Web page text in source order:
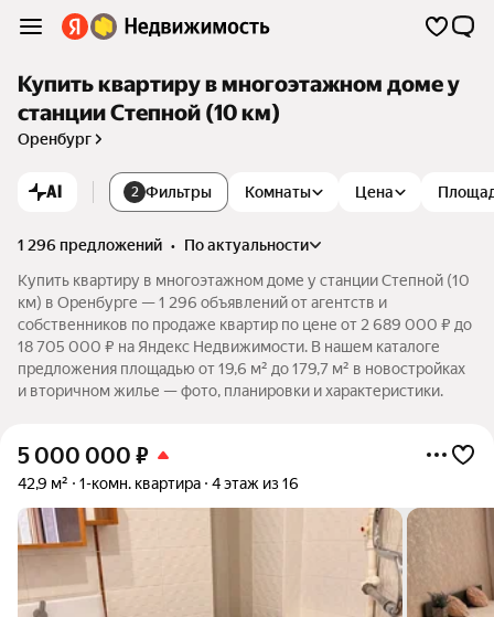
Купить квартиру в многоэтажном доме у
станции Степной (10 км)
Оренбург
AI 2 Фильтры Комнаты Цена
1 296 предложений •
по актуальности
Купить квартиру в многоэтажном доме у станции Степной (10
км) в Оренбурге — 1 296 объявлений от агентств и
собственников по продаже квартир по цене от 2 689 000 ₽ до
18 705 000 ₽ на Яндекс Недвижимости. В нашем каталоге
предложения площадью от 19,6 м² до 179,7 м² в новостройках
и вторичном жилье — фото, планировки и характеристики.
5 000 000 ₽
42,9 м² 1-комн. квартира 4 этаж из 16